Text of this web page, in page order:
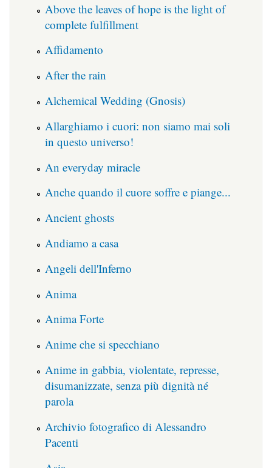
Above the leaves of hope is the light of
complete fulfillment
Affidamento
After the rain
Alchemical Wedding (Gnosis)
Allarghiamo i cuori: non siamo mai soli
in questo universo!
An everyday miracle
Anche quando il cuore soffre e piange...
Ancient ghosts
Andiamo a casa
Angeli dell'Inferno
Anima
Anima Forte
Anime che si specchiano
Anime in gabbia, violentate, represse,
disumanizzate, senza più dignità né
parola
Archivio fotografico di Alessandro
Pacenti